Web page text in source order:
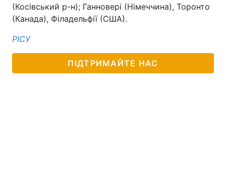
(Косівський р-н); Ганновері (Німеччина), Торонто
(Канада), Філадельфії (США).
РІСУ
ПІДТРИМАЙТЕ НАС